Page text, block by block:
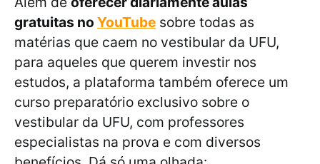
gratuitas no YouTube sobre todas as
matérias que caem no vestibular da UFU,
para aqueles que querem investir nos
estudos, a plataforma também oferece um
curso preparatório exclusivo sobre o
vestibular da UFU, com professores
especialistas na prova e com diversos